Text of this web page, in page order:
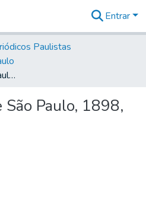
na
Entrar
Paulistas
O Commercio de São Paulo, 1898, Ano VI, n. 1582
São Paulo, 1898,